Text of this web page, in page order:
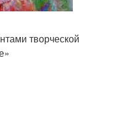
творческой